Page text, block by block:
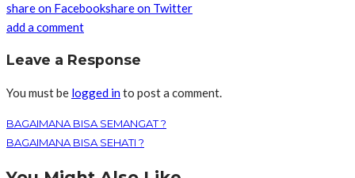
share on Facebookshare on Twitter
add a comment
Leave a Response
You must be logged into post a comment.
BAGAIMANA BISA SEMANGAT ?
BAGAIMANA BISA SEHATI ?